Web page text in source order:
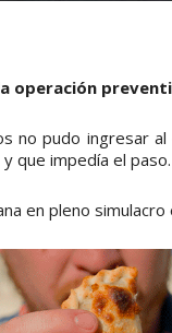
operación
no pudo ingresar
que impedía el paso.
en pleno simulacro